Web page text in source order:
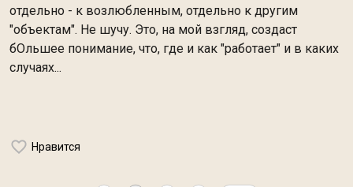
отдельно - к возлюбленным, отдельно к другим
"объектам". Не шучу. Это, на мой взгляд, создаст
бОльшее понимание, что, где и как "работает" и в каких
случаях...
Нравится